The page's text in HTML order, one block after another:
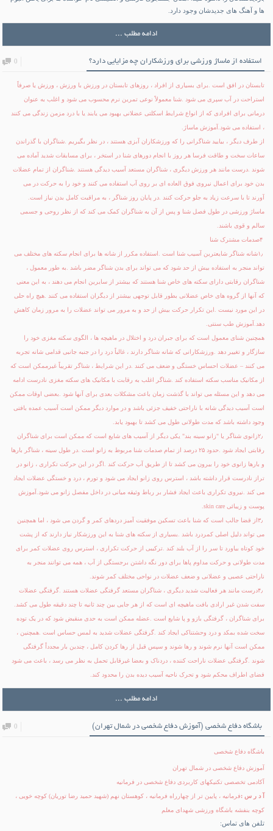
ها و آهنگ های جدیدشان وجود دارد.
ادامه مطلب ...
استفاده از ماساژ ورزشی برای ورزشکاران چه مزایایی دارد؟ 0
تابستان در افق است برای بسیاری از افراد ، روزهای تابستان در ورزش با ورزش ، ورزش یا صرفاً
استراحت در آب سپری می شود .شنا معمولاً نوعی تمرین نرم محسوب می شود و اغلب به عنوان
درمانی برای افرادی که از انواع شرایط اسکلتی عضلانی بهبود می یابند یا با درد مزمن زندگی می کنند
، استفاده می شود آموزش ماساژ
از طرف دیگر ، بیایید شناگرانی را که ورزشکاران آبزی هستند ، در نظر بگیریم .شناگران با گذراندن
ساعات سخت و طاقت فرسا هر روز با انجام دورهای شنا در استخر ، برای مسابقات شدید آماده می
شوند .درست مانند هر ورزش دیگری ، شناگران مستعد آسیب دیدگی هستند .شناگران از تمام عضلات
بدن خود برای اعمال نیروی فوق العاده ای بر روی آب استفاده می کنند و خود را به حرکت در می
آورند تا با سرعت زیاد به جلو حرکت کنند .در پایان روز شناگر ، به مراقبت کامل بدن نیاز است
ماساژ ورزشی در طول فصل شنا و پس از آن به شناگران کمک می کند که از نظر روحی و جسمی
سالم و قوی باشند
۴صدمات مشترک شنا
۱٫ شانه شناگر شایعترین آسیب شنا است استفاده مکرر از شانه ها برای انجام سکته های مختلف می
تواند منجر به استفاده بیش از حد شود که می تواند برای بدن شناگر مضر باشد به طور معمول ،
شناگران رقابتی دارای سکته های خاص شنا هستند که بیشتر از سایرین انجام می دهند ، به این معنی
که آنها از گروه های خاص عضلانی بطور قابل توجهی بیشتر از دیگران استفاده می کنند .هیچ راه حلی
در این مورد نیست این تکرار حرکت بیش از حد و به مرور می تواند عضلات را به مرور زمان کاهش
دهد آموزش طب سنتی
همچنین شنای معمول است که برای جبران درد و اختلال در ماهیچه ها ، الگوی سکته مغزی خود را
سازگار و تغییر دهد ورزشکارانی که شانه شناگر دارند ، غالباً درد را در جنبه جانبی قدامی شانه تجربه
می کنند – عضلات احساس خستگی و ضعف می کنند .در این شرایط ، شناگر تقریباً غیرممکن است که
از مکانیک مناسب سکته استفاده کند .شناگر اغلب به رقابت با مکانیک های سکته مغزی نادرست ادامه
می دهد و این مسئله می تواند با گذشت زمان باعث مشکلات بعدی برای آنها شود بعضی اوقات ممکن
است آسیب دیدگی شانه با ناراحتی خفیف جزئی باشد و در موارد دیگر ممکن است آسیب عمده بافتی
وجود داشته باشد که مدت طولانی طول می کشد تا بهبود یابد
۲٫ زانوی شناگر یا "زانو سینه بند" یکی دیگر از آسیب های شایع است که ممکن است برای شناگران
رقابتی ایجاد شود .حدود ۲۵ درصد از تمام صدمات شنا مربوط به زانو است .در طول سینه ، شناگر بارها
و بارها زانوی خود را بیرون می کشد تا از طریق آب حرکت کند اگر در این حرکت تکراری ، زانو در
تراز نادرست قرار داشته باشد ، استرس روی زانو ایجاد می شود و تورم ، درد و خستگی عضلات ایجاد
می کند نیروی تکراری باعث ایجاد فشار بر رباط وثیقه میانی در داخل مفصل زانو می شود آموزش
پوست و زیبائیskin care
۳٫ از قضا جالب است که شنا باعث تسکین موفقیت آمیز دردهای کمر و گردن می شود ، اما همچنین
می تواند دلیل اصلی کمردرد باشد بسیاری از سکته های شنا به این ورزشکار نیاز دارند که از پشت
خود کوتاه بیاورد تا سر را از آب بلند کند .ترکیبی از حرکت تکراری ، استرس روی عضلات کمر برای
مدت طولانی و حرکت مداوم پاها برای دور نگه داشتن برجستگی از آب ، همه می توانند منجر به
ناراحتی عصبی و عضلانی و ضعف عضلات در نواحی مختلف کمر شوند
۴٫ درست مانند هر فعالیت شدید دیگری ، شناگران مستعد گرفتگی عضلات هستند .گرفتگی عضلات
سفت شدن غیر ارادی بافت ماهیچه ای است که از هر جایی بین چند ثانیه تا چند دقیقه طول می کشد
برای شناگران ، گرفتگی بازو و پا شایع است عضله ممکن است به حدی منقبض شود که در یک توده
سخت شده بمکد و درد وحشتناکی ایجاد کند .گرفتگی عضلات شدید به لمس حساس است .همچنین ،
ممکن است آنها نرم شوند و رها شوند و سپس قبل از رها کردن کامل ، چندین بار مجدداً گرفتگی
شوند .گرفتگی عضلات ناراحت کننده ، دردناک و بعضا غیرقابل تحمل به نظر می رسد ، باعث می شود
فضای اطراف محکم شود و تحرک ناحیه آسیب دیده بدن را محدود کند
ادامه مطلب ...
باشگاه دفاع شخصی (آموزش دفاع شخصی در شمال تهران) 0
باشگاه دفاع شخصی
آموزش دفاع شخصی در شمال تهران
آکادمی تخصصی تکنیکهای کاربردی دفاع شخصی در فرمانیه
آ د ر س :فرمانیه ، پایین تر از چهارراه فرمانیه ، کوهستان نهم (شهید حمید رضا توریان) کوچه خویی ،
کوچه بنفشه باشگاه ورزشی شهدای معلم
تلفن های تماس: